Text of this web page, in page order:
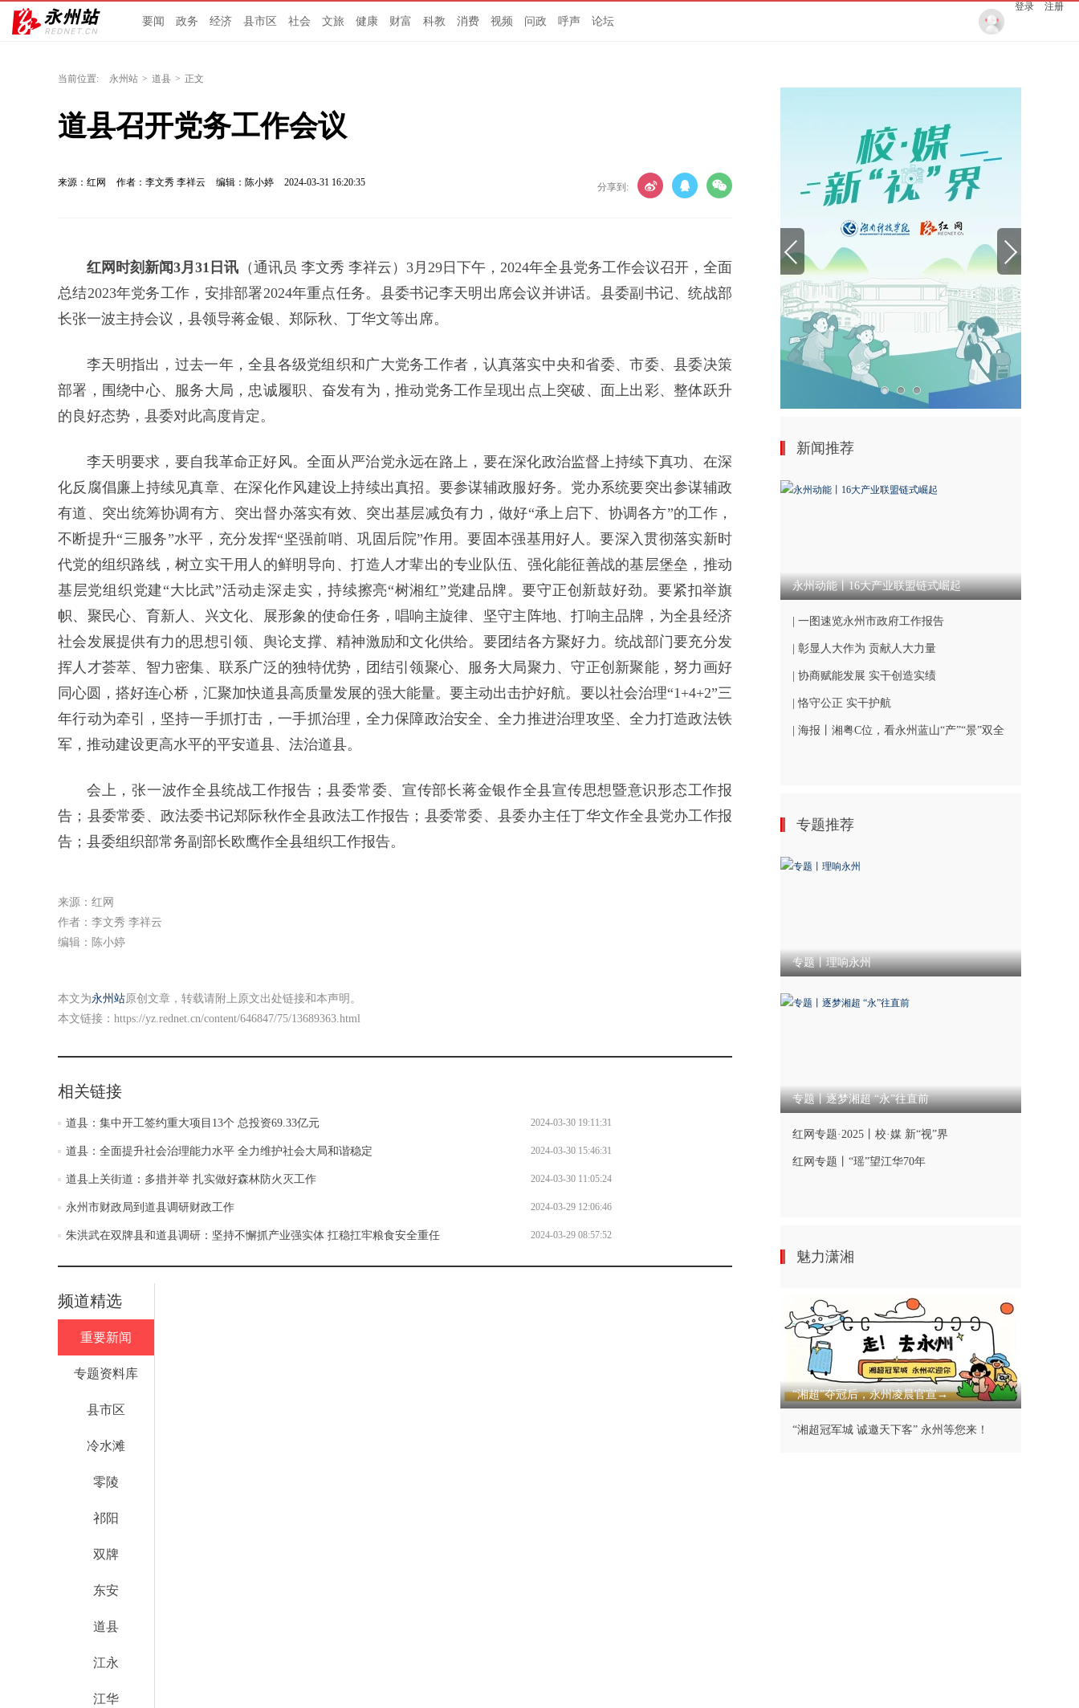
要闻 政务 经济 县市区 社会 文旅 健康 财富 科教 消费 视频 问政 呼声 论坛
登录 注册
当前位置: 永州站 > 道县 > 正文
道县召开党务工作会议
来源：红网 作者：李文秀 李祥云 编辑：陈小婷 2024-03-31 16:20:35 分享到:
红网时刻新闻3月31日讯 （通讯员 李文秀 李祥云）3月29日下午，2024年全县党务工作会议召开，全面
总结2023年党务工作，安排部署2024年重点任务。县委书记李天明出席会议并讲话。县委副书记、统战部
长张一波主持会议，县领导蒋金银、郑际秋、丁华文等出席。
李天明指出，过去一年，全县各级党组织和广大党务工作者，认真落实中央和省委、市委、县委决策
部署，围绕中心、服务大局，忠诚履职、奋发有为，推动党务工作呈现出点上突破、面上出彩、整体跃升
的良好态势，县委对此高度肯定。
李天明要求，要自我革命正好风。全面从严治党永远在路上，要在深化政治监督上持续下真功、在深
化反腐倡廉上持续见真章、在深化作风建设上持续出真招。要参谋辅政服好务。党办系统要突出参谋辅政
有道、突出统筹协调有方、突出督办落实有效、突出基层减负有力，做好“承上启下、协调各方”的工作，
不断提升“三服务”水平，充分发挥“坚强前哨、巩固后院”作用。要固本强基用好人。要深入贯彻落实新时
代党的组织路线，树立实干用人的鲜明导向、打造人才辈出的专业队伍、强化能征善战的基层堡垒，推动
基层党组织党建“大比武”活动走深走实，持续擦亮“树湘红”党建品牌。要守正创新鼓好劲。要紧扣举旗
帜、聚民心、育新人、兴文化、展形象的使命任务，唱响主旋律、坚守主阵地、打响主品牌，为全县经济
社会发展提供有力的思想引领、舆论支撑、精神激励和文化供给。要团结各方聚好力。统战部门要充分发
挥人才荟萃、智力密集、联系广泛的独特优势，团结引领聚心、服务大局聚力、守正创新聚能，努力画好
同心圆，搭好连心桥，汇聚加快道县高质量发展的强大能量。要主动出击护好航。要以社会治理“1+4+2”三
年行动为牵引，坚持一手抓打击，一手抓治理，全力保障政治安全、全力推进治理攻坚、全力打造政法铁
军，推动建设更高水平的平安道县、法治道县。
会上，张一波作全县统战工作报告；县委常委、宣传部长蒋金银作全县宣传思想暨意识形态工作报
告；县委常委、政法委书记郑际秋作全县政法工作报告；县委常委、县委办主任丁华文作全县党办工作报
告；县委组织部常务副部长欧鹰作全县组织工作报告。
来源：红网
作者：李文秀 李祥云
编辑：陈小婷
本文为永州站原创文章，转载请附上原文出处链接和本声明。
本文链接： https://yz.rednet.cn/content/646847/75/13689363.html
相关链接
道县：集中开工签约重大项目13个 总投资69.33亿元 2024-03-30 19:11:31
道县：全面提升社会治理能力水平 全力维护社会大局和谐稳定 2024-03-30 15:46:31
道县上关街道：多措并举 扎实做好森林防火灭工作 2024-03-30 11:05:24
永州市财政局到道县调研财政工作 2024-03-29 12:06:46
朱洪武在双牌县和道县调研：坚持不懈抓产业强实体 扛稳扛牢粮食安全重任 2024-03-29 08:57:52
频道精选
重要新闻
专题资料库
县市区
冷水滩
零陵
祁阳
双牌
东安
道县
江永
江华
新闻推荐
永州动能丨16大产业联盟链式崛起
| 一图速览永州市政府工作报告
| 彰显人大作为 贡献人大力量
| 协商赋能发展 实干创造实绩
| 恪守公正 实干护航
| 海报丨湘粤C位，看永州蓝山“产”“景”双全
专题推荐
专题丨理响永州
专题丨逐梦湘超 “永”往直前
红网专题·2025丨校·媒 新“视”界
红网专题丨“瑶”望江华70年
魅力潇湘
“湘超”夺冠后，永州凌晨官宣→
“湘超冠军城 诚邀天下客” 永州等您来！